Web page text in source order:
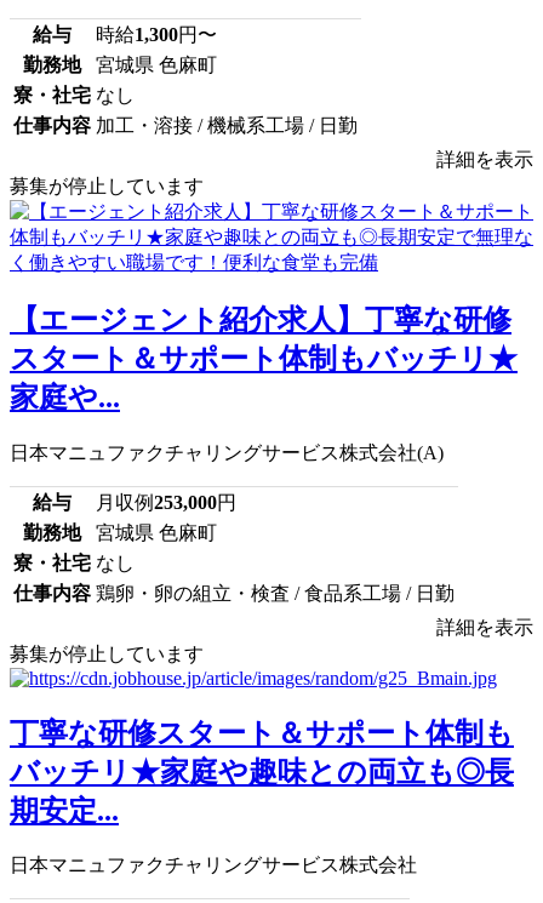
給与 時給1,300円〜
勤務地
宮城県 色麻町
寮・社宅 なし
仕事内容 加工・溶接 / 機械系工場 / 日勤
詳細を表示
募集が停止しています
【エージェント紹介求人】丁寧な研修
スタート＆サポート体制もバッチリ★
家庭や...
日本マニュファクチャリングサービス株式会社(A)
給与 月収例253,000円
勤務地
宮城県 色麻町
寮・社宅 なし
仕事内容 鶏卵・卵の組立・検査 / 食品系工場 / 日勤
詳細を表示
募集が停止しています
丁寧な研修スタート＆サポート体制も
バッチリ★家庭や趣味との両立も◎長
期安定...
日本マニュファクチャリングサービス株式会社